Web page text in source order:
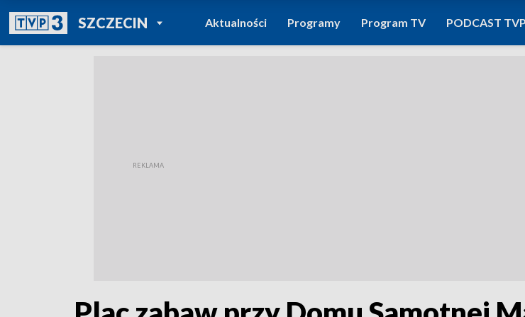
SZCZECINPOWRÓT DO
TVP REGIONY
Aktualności Programy Program TV PODCAST